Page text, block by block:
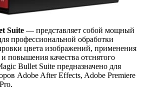
Suite — представляет собой мощный
профессиональной обработки
цвета изображений, применения
повышения качества отснятого
Bullet Suite предназначено для
Adobe After Effects, Adobe Premiere